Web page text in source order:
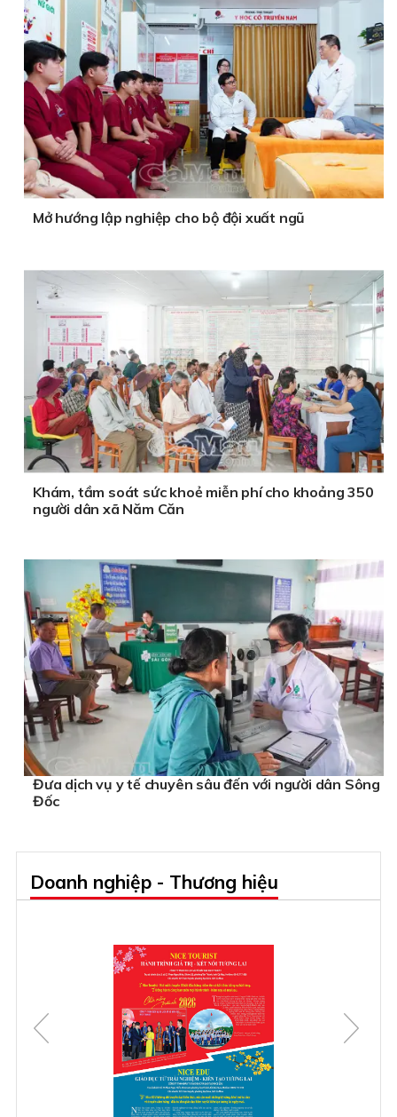
Mở hướng lập nghiệp cho bộ đội xuất ngũ
Khám, tầm soát sức khoẻ miễn phí cho khoảng 350
người dân xã Năm Căn
Đưa dịch vụ y tế chuyên sâu đến với người dân Sông
Đốc
Doanh nghiệp - Thương hiệu